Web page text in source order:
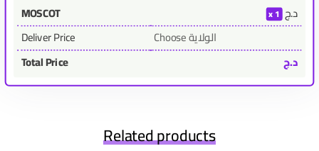
MOSCOT 1 د.ج
Deliver Price
Choose الولاية
Total Price
د.ج
Related products